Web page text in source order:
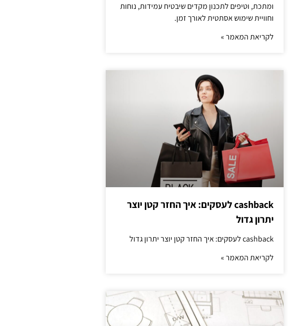
ומתכת, וטיפים לתכנון מקדים שיבטיח עמידות, נוחות
וחוויית שימוש אסתטית לאורך זמן.
לקריאת המאמר »
cashback לעסקים: איך החזר קטן יוצר
יתרון גדול
cashback לעסקים: איך החזר קטן יוצר יתרון גדול
לקריאת המאמר »